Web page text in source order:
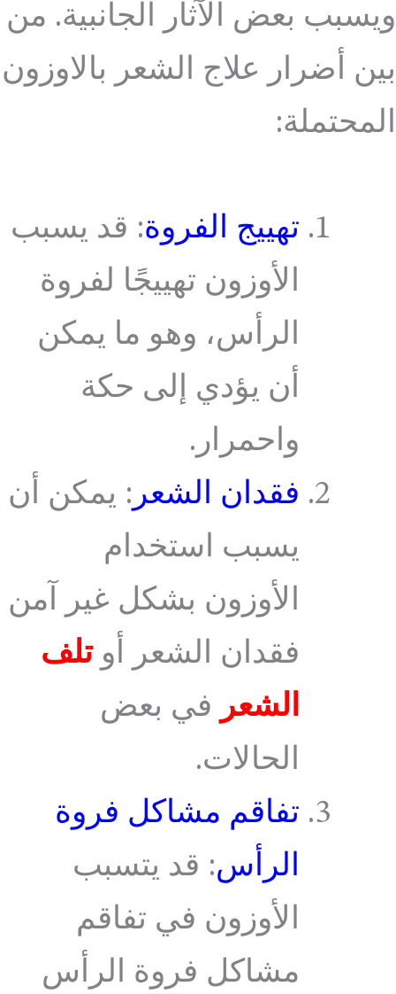
ويسبب بعض الآثار الجانبية. من
بين أضرار علاج الشعر بالاوزون
المحتملة:
تهييج الفروة: قد يسبب
الأوزون تهييجًا لفروة
الرأس، وهو ما يمكن
أن يؤدي إلى حكة
واحمرار.
فقدان الشعر : يمكن أن
يسبب استخدام
الأوزون بشكل غير آمن
فقدان الشعر أوتلف
الشعر في بعض
الحالات.
تفاقم مشاكل فروة
الرأس: قد يتسبب
الأوزون في تفاقم
مشاكل فروة الرأس